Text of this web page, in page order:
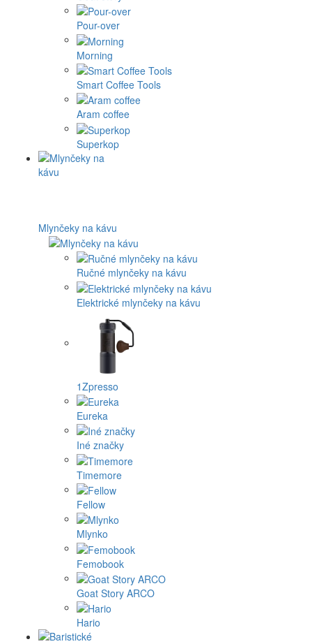
Pour-over
Morning
Smart Coffee Tools
Aram coffee
Superkop
Mlynčeky na kávu
Ručné mlynčeky na kávu
Elektrické mlynčeky na kávu
1Zpresso
Eureka
Iné značky
Timemore
Fellow
Mlynko
Femobook
Goat Story ARCO
Hario